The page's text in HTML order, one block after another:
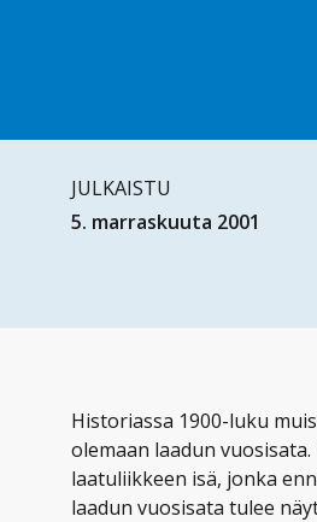
JULKAISTU
5. marraskuuta 2001
Historiassa 1900-luku
olemaan laadun
laatuliikkeen isä, jonka
laadun vuosisata tulee